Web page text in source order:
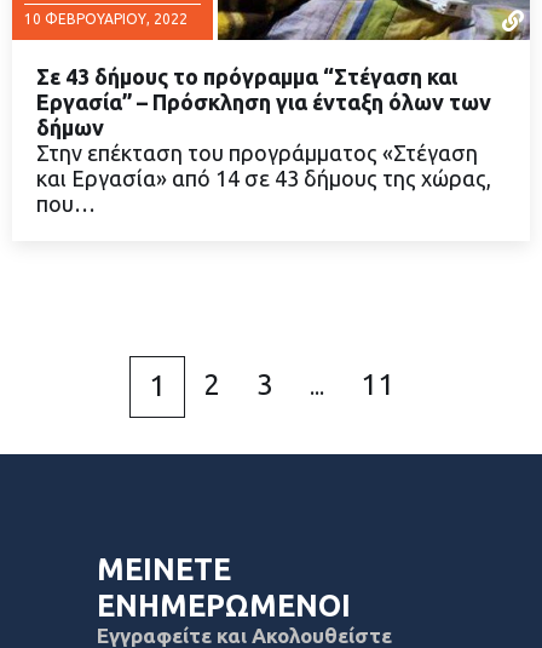
10 ΦΕΒΡΟΥΑΡΊΟΥ, 2022
ΔΙΑΒΑΣΤΕ ΠΕΡΙΣΣΟΤΕΡΑ
Σε 43 δήμους το πρόγραμμα “Στέγαση και
Εργασία” – Πρόσκληση για ένταξη όλων των
δήμων
Στην επέκταση του προγράμματος «Στέγαση
και Εργασία» από 14 σε 43 δήμους της χώρας,
που…
1 2 3 ... 11
ΜΕΙΝΕΤΕ
ΕΝΗΜΕΡΩΜΕΝΟΙ
Εγγραφείτε και Ακολουθείστε